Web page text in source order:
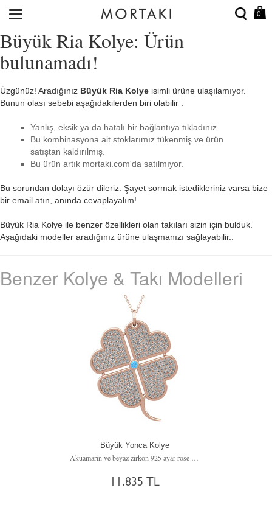
0
Büyük Ria Kolye: Ürün
bulunamadı!
Üzgünüz! Aradığınız Büyük Ria Kolye isimli ürüne ulaşılamıyor.
Bunun olası sebebi aşağıdakilerden biri olabilir :
Yanlış, eksik ya da hatalı bir bağlantıya tıkladınız.
Bu kombinasyona ait stoklarımız tükenmiş ve ürün
satıştan kaldırılmış.
Bu ürün artık mortaki.com'da satılmıyor.
Bu sorundan dolayı özür dileriz. Şayet sormak istedikleriniz varsa bize
bir email atın , anında cevaplayalım!
Büyük Ria Kolye ile benzer özellikleri olan takıları sizin için bulduk.
Aşağıdaki modeller aradığınız ürüne ulaşmanızı sağlayabilir..
Benzer Kolye & Takı Modelleri
Büyük Yonca Kolye
11.835 TL